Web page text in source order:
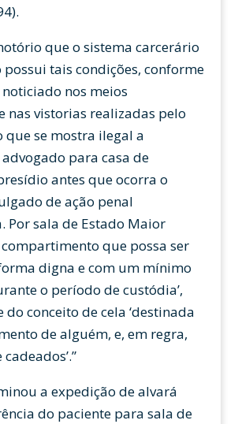
que o sistema carcerário
tais condições, conforme
nos meios
nas vistorias realizadas pelo
que se mostra ilegal a
para casa de
antes que ocorra o
de ação penal
Por sala de Estado Maior
que possa ser
digna e com um mínimo
o período de custódia’,
conceito de cela ‘destinada
de alguém, e, em regra,
a expedição de alvará
do paciente para sala de